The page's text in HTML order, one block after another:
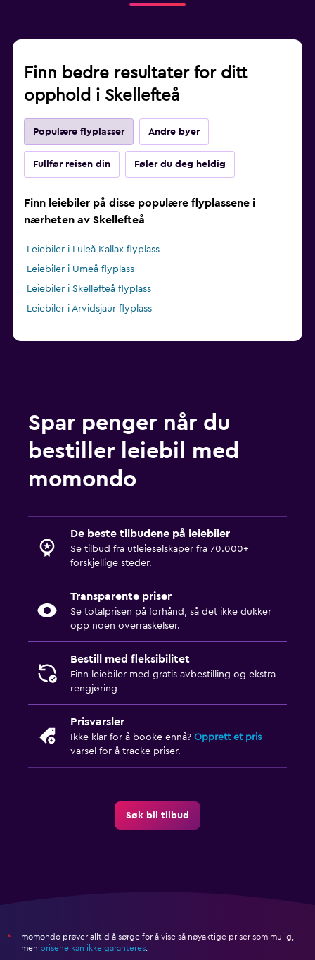
Finn bedre resultater for ditt
opphold i Skellefteå
Populære flyplasser Andre byer
Fullfør reisen din Føler du deg heldig
Finn leiebiler på disse populære flyplassene i
nærheten av Skellefteå
Leiebiler i Luleå Kallax flyplass
Leiebiler i Umeå flyplass
Leiebiler i Skellefteå flyplass
Leiebiler i Arvidsjaur flyplass
Spar penger når du
bestiller leiebil med
momondo
De beste tilbudene på leiebiler
Se tilbud fra utleieselskaper fra 70.000+
forskjellige steder.
Transparente priser
Se totalprisen på forhånd, så det ikke dukker
opp noen overraskelser.
Bestill med fleksibilitet
Finn leiebiler med gratis avbestilling og ekstra
rengjøring
Prisvarsler
Ikke klar for å booke ennå? Opprett et pris
varsel for å tracke priser.
Søk bil tilbud
*
momondo prøver alltid å sørge for å vise så nøyaktige priser som mulig,
men prisene kan ikke garanteres.